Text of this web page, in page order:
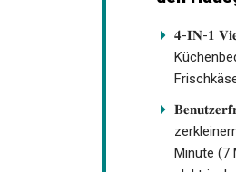
𝟒-𝐈𝐍-𝟏
Minute (7